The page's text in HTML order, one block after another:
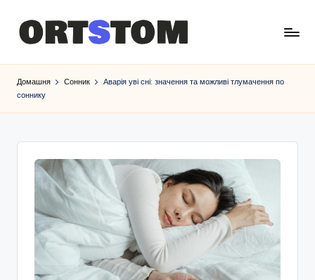
Домашня Сонник
Аварія уві сні: значення та можливі тлумачення по
соннику